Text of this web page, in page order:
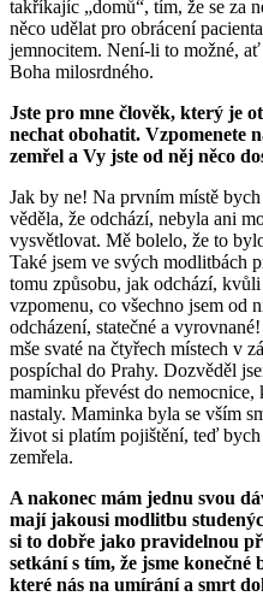
takříkajíc „domů“, tím, že se za
něco udělat pro obrácení
jemnocitem. Není-li to možné,
Boha milosrdného.
Jste pro mne člověk, který je
nechat obohatit. Vzpomenete
zemřel a Vy jste od něj něco
Jak by ne! Na prvním místě
věděla, že odchází, nebyla ani
vysvětlovat. Mě bolelo, že to
Také jsem ve svých modlitbách
tomu způsobu, jak odchází,
vzpomenu, co všechno jsem od
odcházení, statečné a
mše svaté na čtyřech místech v
pospíchal do Prahy. Dozvěděl
maminku převést do
nastaly. Maminka byla se vším
život si platím pojištění, teď
zemřela.
A nakonec mám jednu svou
mají jakousi modlitbu
si to dobře jako pravidelnou
setkání s tím, že jsme konečné
které nás na umírání a smrt